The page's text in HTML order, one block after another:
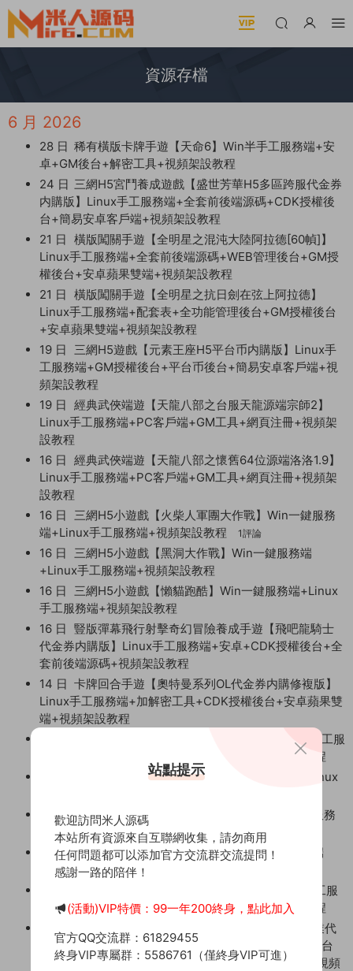
資源存檔
6 月 2026
28 日 稀有橫版卡牌手遊【天命6】Win半手工服務端+安
卓+GM後台+解密工具+視頻架設教程
24 日 三網H5宮鬥養成遊戲【盛世芳華H5多區跨服代金券
内購版】Linux手工服務端+全套前後端源碼+CDK授權後
台+簡易安卓客戶端+視頻架設教程
21 日 橫版闖關手遊【全明星之混沌大陸阿拉德[60幀]】
Linux手工服務端+全套前後端源碼+WEB管理後台+GM授
權後台+安卓蘋果雙端+視頻架設教程
21 日 橫版闖關手遊【全明星之抗日劍在弦上阿拉德】
Linux手工服務端+配套表+全功能管理後台+GM授權後台
+安卓蘋果雙端+視頻架設教程
19 日 三網H5遊戲【元素王座H5平台币内購版】Linux手
工服務端+GM授權後台+平台币後台+簡易安卓客戶端+視
頻架設教程
19 日 經典武俠端遊【天龍八部之台服天龍源端宗師2】
Linux手工服務端+PC客戶端+GM工具+網頁注冊+視頻架
設教程
16 日 經典武俠端遊【天龍八部之懷舊64位源端洛洛1.9】
Linux手工服務端+PC客戶端+GM工具+網頁注冊+視頻架
設教程
16 日 三網H5小遊戲【火柴人軍團大作戰】Win一鍵服務
端+Linux手工服務端+視頻架設教程
1評論
16 日 三網H5小遊戲【黑洞大作戰】Win一鍵服務端
+Linux手工服務端+視頻架設教程
16 日 三網H5小遊戲【懶貓跑酷】Win一鍵服務端+Linux
手工服務端+視頻架設教程
16 日 豎版彈幕飛行射擊奇幻冒險養成手遊【飛吧龍騎士
代金券内購版】Linux手工服務端+安卓+CDK授權後台+全
套前後端源碼+視頻架設教程
14 日 卡牌回合手遊【奧特曼系列OL代金券内購修複版】
Linux手工服務端+加解密工具+CDK授權後台+安卓蘋果雙
端+視頻架設教程
MT3換皮MH【天巡西遊2尊享挂機版】Linux手工服
務端+安卓蘋果雙端+GM後台+全套源碼+視頻架設教程
三網H5小遊戲【戰車迷城】Win一鍵服務端+Linux
12 日 三網H5小遊戲【橫版植物大戰僵屍】Win一鍵服務
端+Linux手工服務端+視頻架設教程
12 日 三網H5小遊戲【劍來塔防江湖】Win一鍵服務端
+Linux手工服務端+視頻架設教程
MT3換皮MH【珍寶西遊挂機尊享版】Linux手工服
務端+安卓蘋果雙端+GM後台+全套源碼+視頻架設教程
12 日
放置RPG刷寶手遊【英雄有閃S1蝕夢之境三職業代
金券内購修複版】Linux手工服務端+本地注冊+運維後台
+管理後台+代理後台+CDK授權後台+安卓蘋果雙端+視頻
站點提示
歡迎訪問米人源碼
本站所有資源來自互聯網收集，請勿商用
任何問題都可以添加官方交流群交流提問！
感謝一路的陪伴！
(活動)VIP特價：99一年200終身，點此加入
官方QQ交流群：61829455
終身VIP專屬群：5586761（僅終身VIP可進）